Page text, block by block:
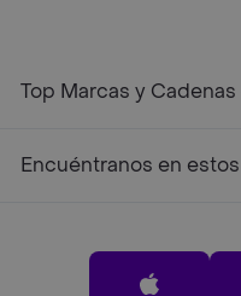
Top Marcas y
Encuéntranos en